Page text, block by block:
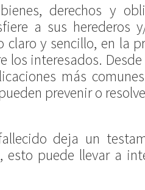
derechos y
a sus herederos
claro y sencillo, en la
interesados. Desde
más
prevenir o
deja un
puede llevar a